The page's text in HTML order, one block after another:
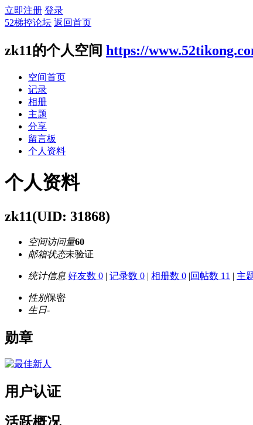
立即注册 登录
52梯控论坛 返回首页
zk11的个人空间 https://
空间首页
记录
相册
主题
分享
留言板
个人资料
个人资料
zk11(UID: 31868)
空间访问量60
邮箱状态未验证
统计信息 好友数 0 | 记录数 0 | 相册数 0 |回帖数 11 | 主
性别保密
生日-
勋章
用户认证